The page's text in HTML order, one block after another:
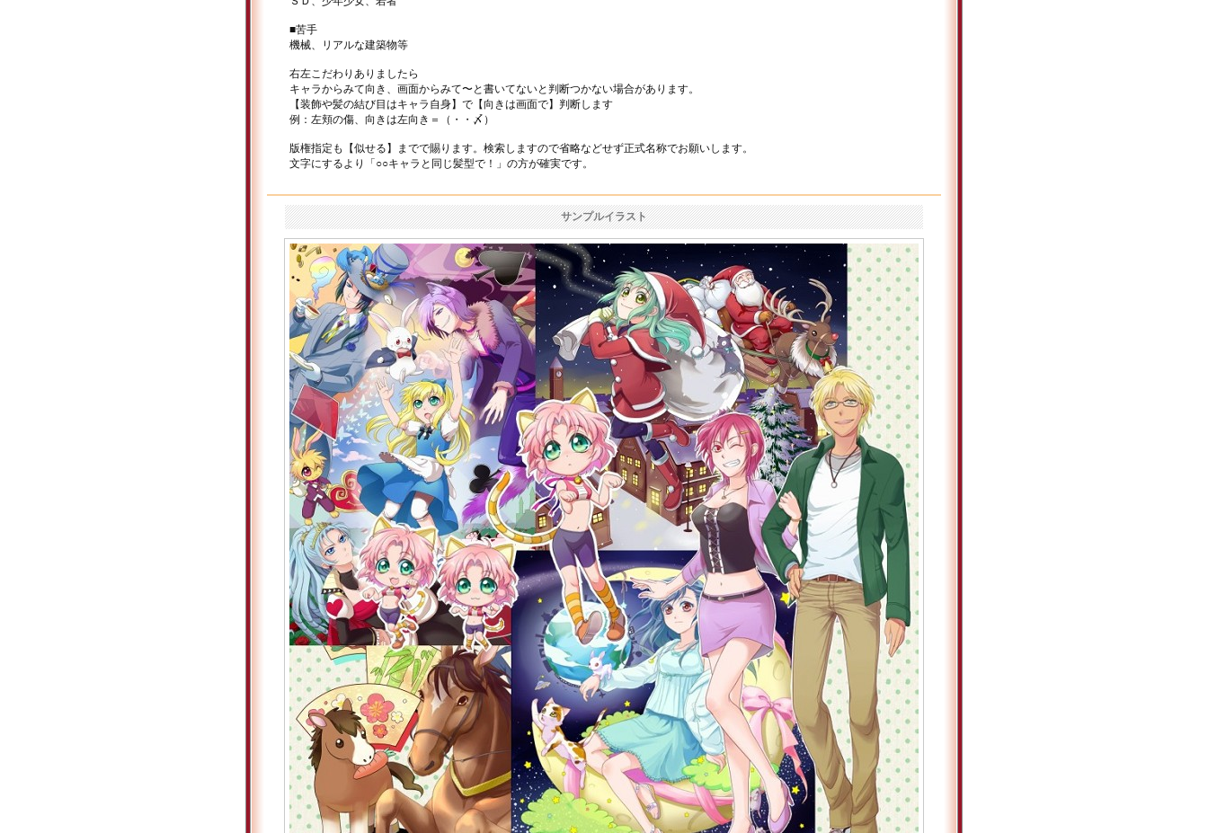
■苦手
機械、リアルな建築物等
右左こだわりありましたら
キャラからみて向き、画面からみて〜と書いてないと判断つかない場合があります。
【装飾や髪の結び目はキャラ自身】で【向きは画面で】判断します
例：左頬の傷、向きは左向き＝（・・〆）
版権指定も【似せる】までで賜ります。検索しますので省略などせず正式名称でお願いします。
文字にするより「○○キャラと同じ髪型で！」の方が確実です。
サンプルイラスト